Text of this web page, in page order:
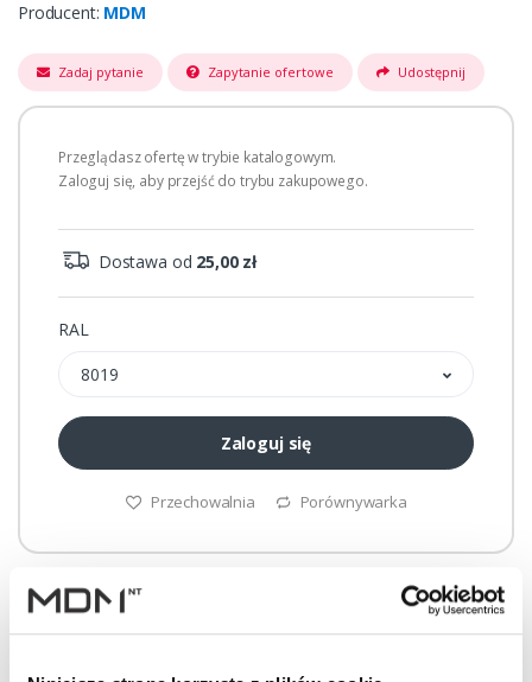
Producent: MDM
Zadaj pytanie Zapytanie ofertowe Udostępnij
Przeglądasz ofertę w trybie katalogowym.
Zaloguj się, aby przejść do trybu zakupowego.
Dostawa od 25,00 zł
RAL
8019
Zaloguj się
Przechowalnia Porównywarka